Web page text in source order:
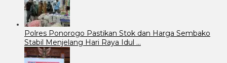
Polres Ponorogo Pastikan Stok dan Harga Sembako
Stabil Menjelang Hari Raya Idul …